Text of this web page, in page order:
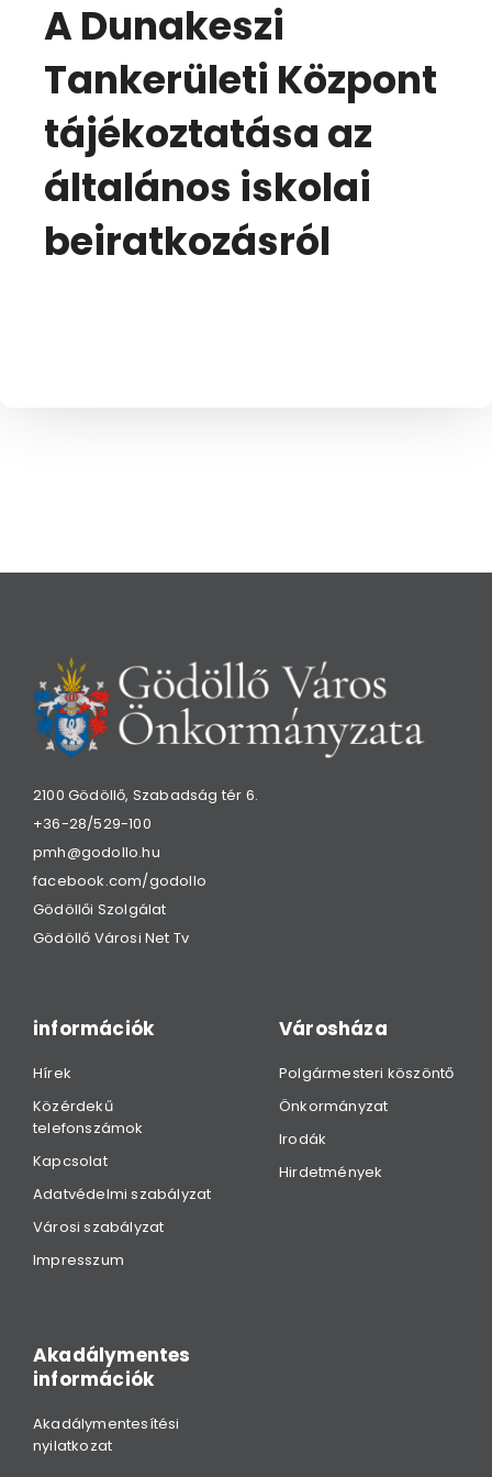
A Dunakeszi
Tankerületi Központ
tájékoztatása az
általános iskolai
beiratkozásról
2100 Gödöllő, Szabadság tér 6.
+36-28/529-100
pmh@godollo.hu
facebook.com/godollo
Gödöllői Szolgálat
Gödöllő Városi Net Tv
információk
Hírek
Közérdekű
telefonszámok
Kapcsolat
Adatvédelmi szabályzat
Városi szabályzat
Impresszum
Városháza
Polgármesteri köszöntő
Önkormányzat
Irodák
Hirdetmények
Akadálymentes
információk
Akadálymentesítési
nyilatkozat